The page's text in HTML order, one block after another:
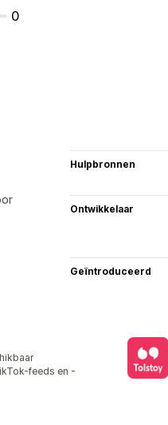
0
Hulpbronnen
Ontwikkelaar
Geïntroduceerd
feeds en -